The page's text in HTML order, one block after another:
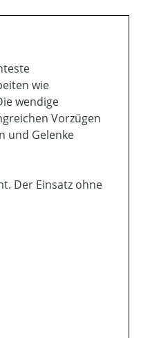
wie
wendige
Vorzügen
und Gelenke
Der Einsatz ohne